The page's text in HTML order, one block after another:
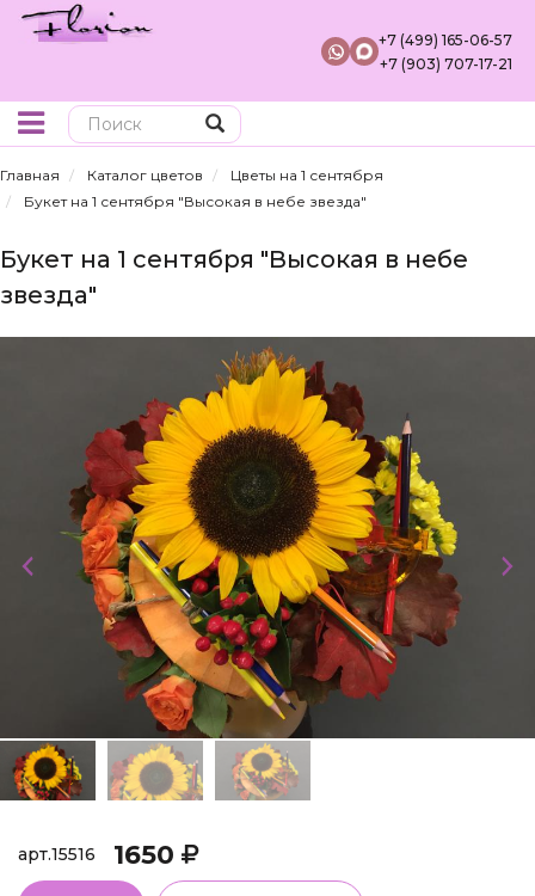
+7 (499) 165-06-57
+7 (903) 707-17-21
Главная Каталог цветов
Цветы на 1 сентября
Букет на 1 сентября "Высокая в небе звезда"
Букет на 1 сентября "Высокая в небе
звезда"
арт.15516 1650